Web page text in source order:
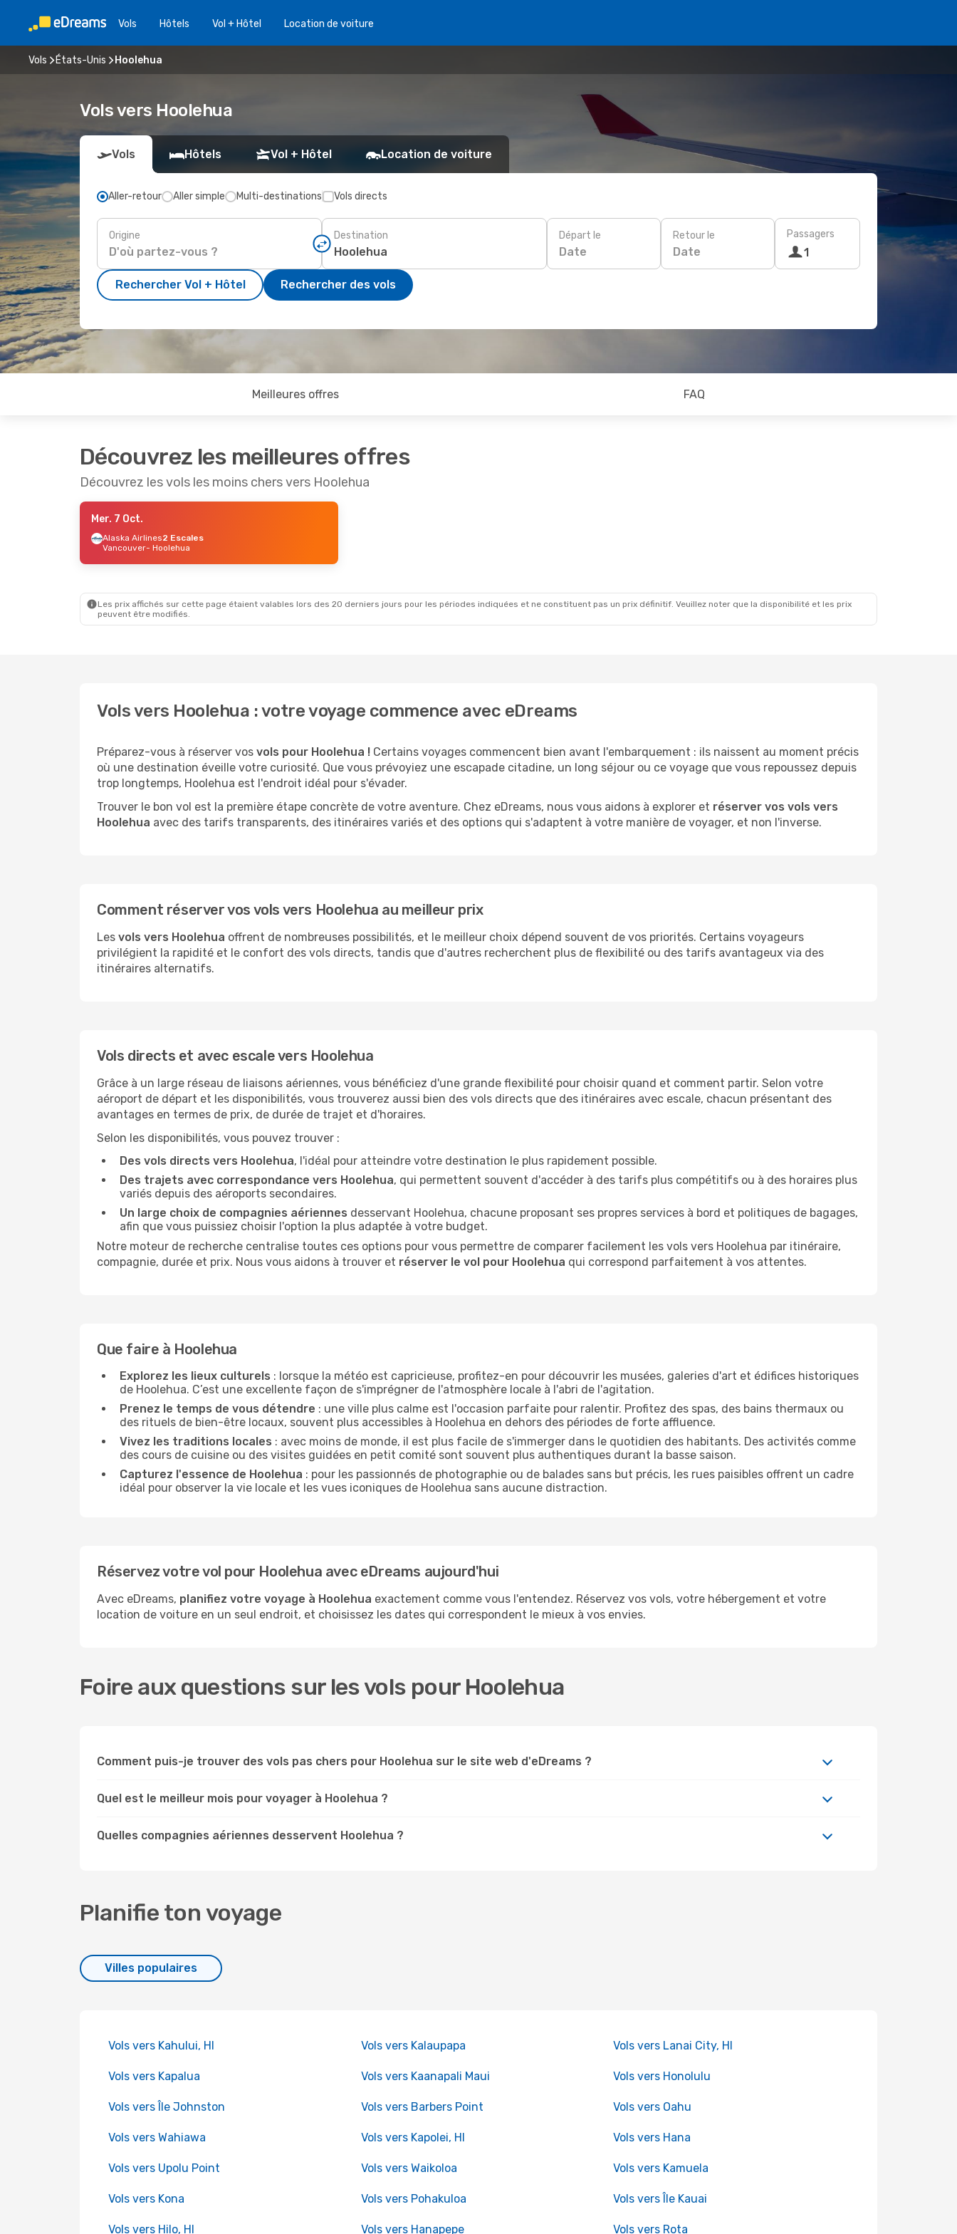
Vols Hôtels Vol + Hôtel Location de voiture
Vols États-Unis Hoolehua
Vols vers Hoolehua
Vols Hôtels Vol + Hôtel Location de voiture
Aller-retour Aller simple Multi-destinations Vols directs
Origine Destination Départ le
Date
Retour le
Date
Passagers
1
Rechercher Vol + Hôtel Rechercher des vols
Meilleures offres FAQ
Découvrez les meilleures offres
Découvrez les vols les moins chers vers Hoolehua
Mer. 7 Oct.
Alaska Airlines2 Escales
Vancouver- Hoolehua
Les prix affichés sur cette page étaient valables lors des 20 derniers jours pour les périodes indiquées et ne constituent pas un prix définitif. Veuillez noter que la disponibilité et les prix
peuvent être modifiés.
Vols vers Hoolehua : votre voyage commence avec eDreams
Préparez-vous à réserver vos vols pour Hoolehua ! Certains voyages commencent bien avant l'embarquement : ils naissent au moment précis
où une destination éveille votre curiosité. Que vous prévoyiez une escapade citadine, un long séjour ou ce voyage que vous repoussez depuis
trop longtemps, Hoolehua est l'endroit idéal pour s'évader.
Trouver le bon vol est la première étape concrète de votre aventure. Chez eDreams, nous vous aidons à explorer et réserver vos vols vers
Hoolehua avec des tarifs transparents, des itinéraires variés et des options qui s'adaptent à votre manière de voyager, et non l'inverse.
Comment réserver vos vols vers Hoolehua au meilleur prix
Les vols vers Hoolehua offrent de nombreuses possibilités, et le meilleur choix dépend souvent de vos priorités. Certains voyageurs
privilégient la rapidité et le confort des vols directs, tandis que d'autres recherchent plus de flexibilité ou des tarifs avantageux via des
itinéraires alternatifs.
Vols directs et avec escale vers Hoolehua
Grâce à un large réseau de liaisons aériennes, vous bénéficiez d'une grande flexibilité pour choisir quand et comment partir. Selon votre
aéroport de départ et les disponibilités, vous trouverez aussi bien des vols directs que des itinéraires avec escale, chacun présentant des
avantages en termes de prix, de durée de trajet et d'horaires.
Selon les disponibilités, vous pouvez trouver :
Des vols directs vers Hoolehua, l'idéal pour atteindre votre destination le plus rapidement possible.
Des trajets avec correspondance vers Hoolehua, qui permettent souvent d'accéder à des tarifs plus compétitifs ou à des horaires plus
variés depuis des aéroports secondaires.
Un large choix de compagnies aériennes desservant Hoolehua, chacune proposant ses propres services à bord et politiques de bagages,
afin que vous puissiez choisir l'option la plus adaptée à votre budget.
Notre moteur de recherche centralise toutes ces options pour vous permettre de comparer facilement les vols vers Hoolehua par itinéraire,
compagnie, durée et prix. Nous vous aidons à trouver et réserver le vol pour Hoolehua qui correspond parfaitement à vos attentes.
Que faire à Hoolehua
Explorez les lieux culturels : lorsque la météo est capricieuse, profitez-en pour découvrir les musées, galeries d'art et édifices historiques
de Hoolehua. C’est une excellente façon de s'imprégner de l'atmosphère locale à l'abri de l'agitation.
Prenez le temps de vous détendre : une ville plus calme est l'occasion parfaite pour ralentir. Profitez des spas, des bains thermaux ou
des rituels de bien-être locaux, souvent plus accessibles à Hoolehua en dehors des périodes de forte affluence.
Vivez les traditions locales : avec moins de monde, il est plus facile de s'immerger dans le quotidien des habitants. Des activités comme
des cours de cuisine ou des visites guidées en petit comité sont souvent plus authentiques durant la basse saison.
Capturez l'essence de Hoolehua : pour les passionnés de photographie ou de balades sans but précis, les rues paisibles offrent un cadre
idéal pour observer la vie locale et les vues iconiques de Hoolehua sans aucune distraction.
Réservez votre vol pour Hoolehua avec eDreams aujourd'hui
Avec eDreams, planifiez votre voyage à Hoolehua exactement comme vous l'entendez. Réservez vos vols, votre hébergement et votre
location de voiture en un seul endroit, et choisissez les dates qui correspondent le mieux à vos envies.
Foire aux questions sur les vols pour Hoolehua
Comment puis-je trouver des vols pas chers pour Hoolehua sur le site web d'eDreams ?
Quel est le meilleur mois pour voyager à Hoolehua ?
Quelles compagnies aériennes desservent Hoolehua ?
Planifie ton voyage
Villes populaires
Vols vers Kahului, HI Vols vers Kalaupapa Vols vers Lanai City, HI
Vols vers Kapalua Vols vers Kaanapali Maui Vols vers Honolulu
Vols vers Île Johnston Vols vers Barbers Point Vols vers Oahu
Vols vers Wahiawa Vols vers Kapolei, HI Vols vers Hana
Vols vers Upolu Point Vols vers Waikoloa Vols vers Kamuela
Vols vers Kona Vols vers Pohakuloa Vols vers Île Kauai
Vols vers Hilo, HI Vols vers Hanapepe Vols vers Rota